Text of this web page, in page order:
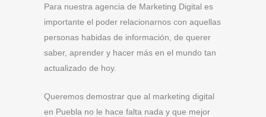
Para nuestra agencia de Marketing Digital es
importante el poder relacionarnos con aquellas
personas habidas de información, de querer
saber, aprender y hacer más en el mundo tan
actualizado de hoy.
Queremos demostrar que al marketing digital
en Puebla no le hace falta nada y que mejor